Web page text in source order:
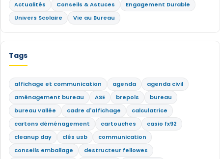
Actualités Conseils & Astuces
Engagement Durable
Univers Scolaire
Vie au Bureau
Tags
affichage et communication agenda
agenda civil
aménagement bureau
ASE brepols
bureau
bureau vallée
cadre d'affichage
calculatrice
cartons déménagement
cartouches
casio fx92
cleanup day
clés usb
communication
conseils emballage
destructeur fellowes